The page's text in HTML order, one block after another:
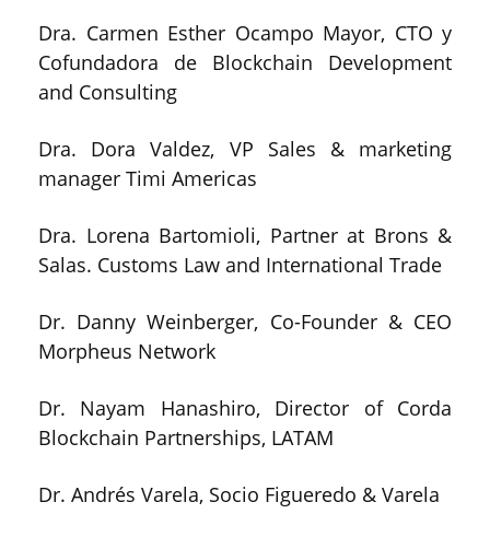
Dra. Carmen Esther Ocampo Mayor, CTO y
Cofundadora de Blockchain Development
and Consulting
Dra. Dora Valdez, VP Sales & marketing
manager Timi Americas
Dra. Lorena Bartomioli, Partner at Brons &
Salas. Customs Law and International Trade
Dr. Danny Weinberger, Co-Founder & CEO
Morpheus Network
Dr. Nayam Hanashiro, Director of Corda
Blockchain Partnerships, LATAM
Dr. Andrés Varela, Socio Figueredo & Varela